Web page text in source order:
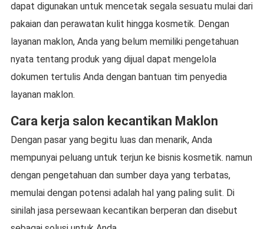
dapat digunakan untuk mencetak segala sesuatu mulai dari
pakaian dan perawatan kulit hingga kosmetik. Dengan
layanan maklon, Anda yang belum memiliki pengetahuan
nyata tentang produk yang dijual dapat mengelola
dokumen tertulis Anda dengan bantuan tim penyedia
layanan maklon.
Cara kerja salon kecantikan Maklon
Dengan pasar yang begitu luas dan menarik, Anda
mempunyai peluang untuk terjun ke bisnis kosmetik. namun
dengan pengetahuan dan sumber daya yang terbatas,
memulai dengan potensi adalah hal yang paling sulit. Di
sinilah jasa persewaan kecantikan berperan dan disebut